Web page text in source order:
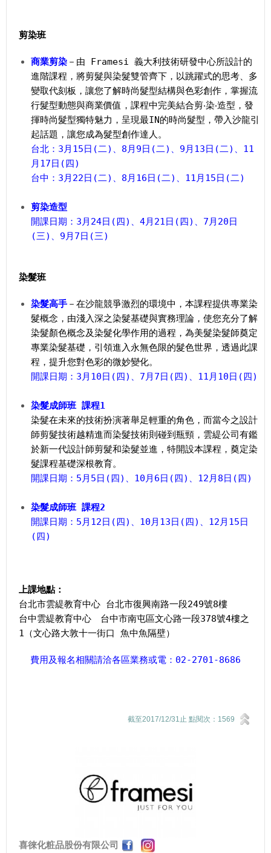
剪染班
商業剪染 －由 Framesi 義大利技術研發中心所設計的
進階課程，將剪髮與染髮雙管齊下，以跳躍式的思考、多
變取代刻板，讓您了解時尚髮型結構與色彩創作，掌握流
行髮型動態與商業價值，課程中完美結合剪‧染‧造型，發
揮時尚髮型獨特魅力，呈現最IN的時尚髮型，帶入沙龍引
起話題，讓您成為髮型創作達人。
台北：3月15日(二)、8月9日(二)、9月13日(二)、11
月17日(四)
台中：3月22日(二)、8月16日(二)、11月15日(二)
剪染造型
開課日期：3月24日(四)、4月21日(四)、7月20日
(三)、9月7日(三)
染髮班
染髮高手 －在沙龍競爭激烈的環境中，本課程提供專業染
髮概念，由淺入深之染髮基礎與實務理論，使您充分了解
染髮顏色概念及染髮化學作用的過程，為美髮染髮師奠定
專業染髮基礎，引領進入永無色限的髮色世界，透過此課
程，提升您對色彩的微妙變化。
開課日期：3月10日(四)、7月7日(四)、11月10日(四)
染髮成師班 課程1
染髮在未來的技術扮演著舉足輕重的角色，而當今之設計
師剪髮技術越精進而染髮技術則碰到瓶頸，雲緹公司有鑑
於新一代設計師剪髮和染髮並進，特開設本課程，奠定染
髮課程基礎深根教育。
開課日期：5月5日(四)、10月6日(四)、12月8日(四)
染髮成師班 課程2
開課日期：5月12日(四)、10月13日(四)、12月15日
(四)
上課地點：
台北市雲緹教育中心 台北市復興南路一段249號8樓
台中雲緹教育中心 台中市南屯區文心路一段378號4樓之
1（文心路大敦十一街口 魚中魚隔壁）
費用及報名相關請洽各區業務或電：02-2701-8686
截至2017/12/31止 點閱次：1569
喜徠化粧品股份有限公司